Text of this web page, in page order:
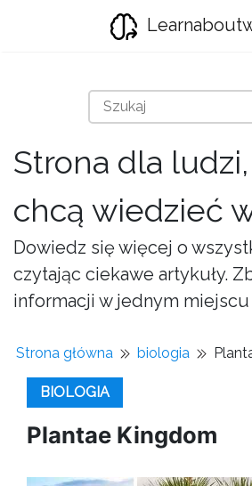
Strona dla
chcą wiedzieć
Dowiedz się więcej o
czytając ciekawe artykuły.
informacji w jednym miejscu
Strona główna biologia
BIOLOGIA
Plantae Kingdom